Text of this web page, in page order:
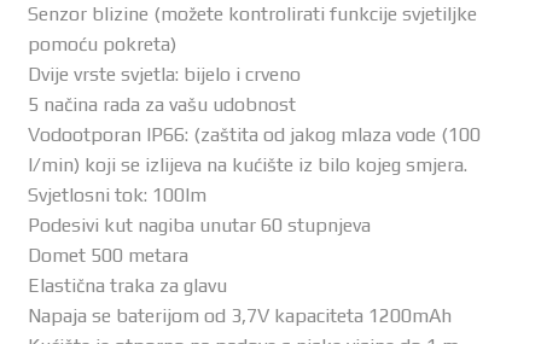
Senzor blizine (možete kontrolirati funkcije svjetiljke
pomoću pokreta)
Dvije vrste svjetla: bijelo i crveno
5 načina rada za vašu udobnost
Vodootporan IP66: (zaštita od jakog mlaza vode (100
l/min) koji se izlijeva na kućište iz bilo kojeg smjera.
Svjetlosni tok: 100lm
Podesivi kut nagiba unutar 60 stupnjeva
Domet 500 metara
Elastična traka za glavu
Napaja se baterijom od 3,7V kapaciteta 1200mAh